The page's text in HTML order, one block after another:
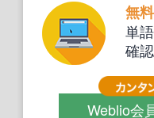
無
単
確
Weblio会